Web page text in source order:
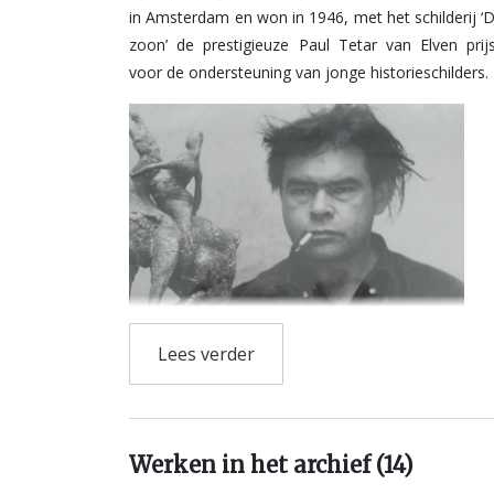
in Amsterdam en won in 1946, met het schilderij
zoon’ de prestigieuze Paul Tetar van Elven
voor de ondersteuning van jonge historieschilders.
Hij vertrok in dat zelfde jaar naar Frankrijk
Lees verder
Werken in het archief (14)